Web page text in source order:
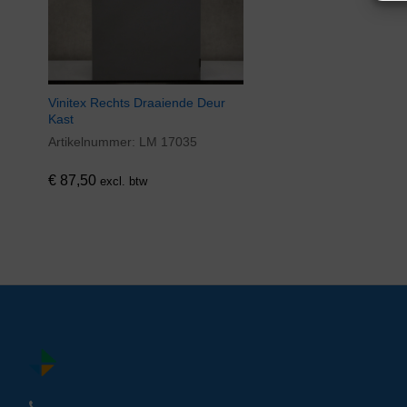
Vinitex Rechts Draaiende Deur
Kast
Artikelnummer: LM 17035
€ 87,50 excl. btw